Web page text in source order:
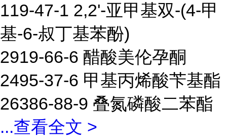
119-47-1 2,2'-亚甲基双-(4-甲
基-6-叔丁基苯酚)
2919-66-6 醋酸美伦孕酮
2495-37-6 甲基丙烯酸苄基酯
26386-88-9 叠氮磷酸二苯酯
...查看全文 >